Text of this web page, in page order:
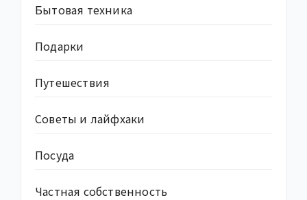
Бытовая техника
Подарки
Путешествия
Советы и лайфхаки
Посуда
Частная собственность